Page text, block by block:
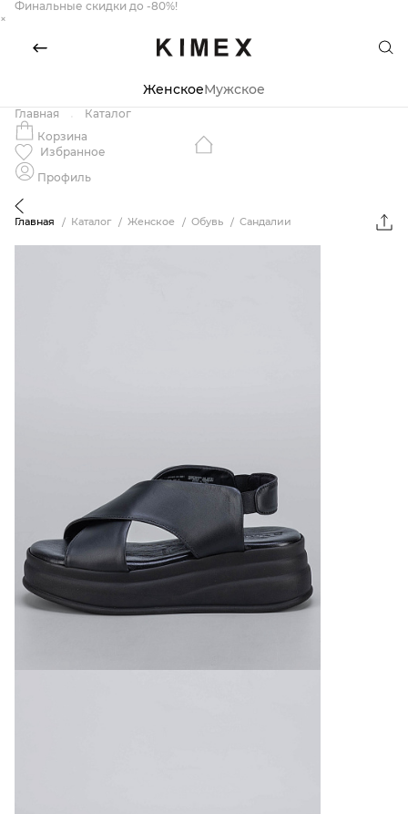
Финальные скидки до -80%!
×
ЖенскоеМужское
Главная
Каталог
Корзина
Избранное
Профиль
Главная Каталог Женское Обувь Сандалии